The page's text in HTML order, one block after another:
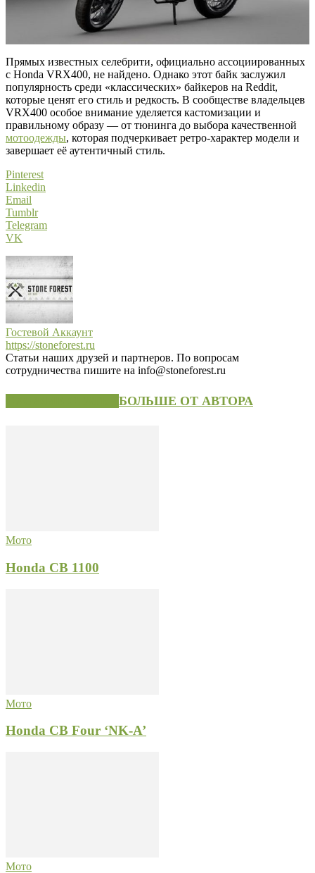
Прямых известных селебрити, официально ассоциированных
с Honda VRX400, не найдено. Однако этот байк заслужил
популярность среди «классических» байкеров на Reddit,
которые ценят его стиль и редкость. В сообществе владельцев
VRX400 особое внимание уделяется кастомизации и
правильному образу — от тюнинга до выбора качественной
мотоодежды, которая подчеркивает ретро-характер модели и
завершает её аутентичный стиль.
Pinterest
Linkedin
Email
Tumblr
Telegram
VK
Гостевой Аккаунт
https://stoneforest.ru
Статьи наших друзей и партнеров. По вопросам
сотрудничества пишите на info@stoneforest.ru
БОЛЬШЕ ОТ АВТОРА
Мото
Honda CB 1100
Мото
Honda CB Four ‘NK-A’
Мото